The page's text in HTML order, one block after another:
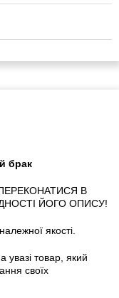
брак
В
ЙОГО ОПИСУ!
якості.
увазі товар, який
своїх